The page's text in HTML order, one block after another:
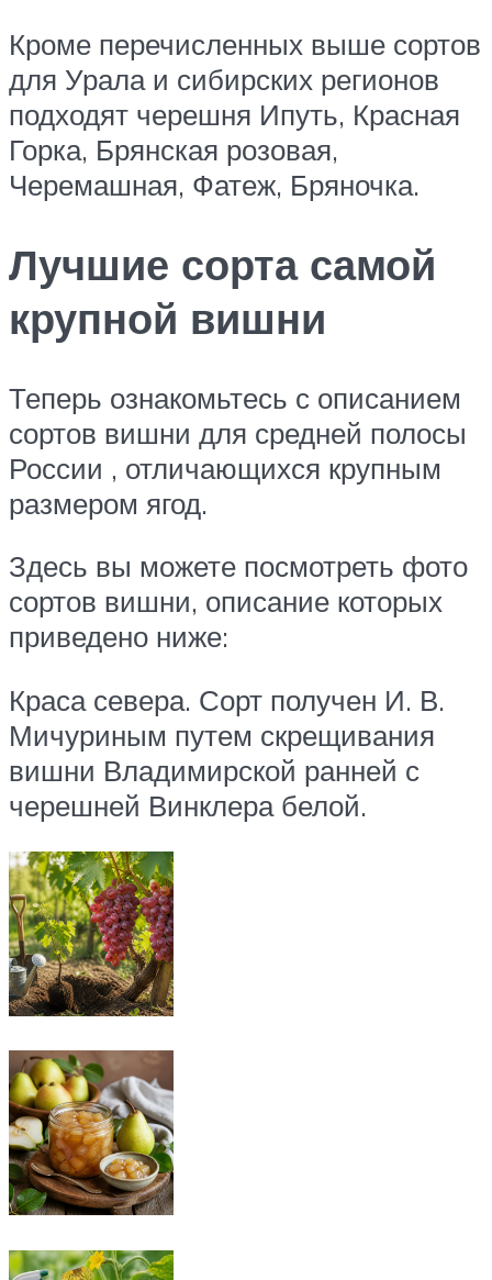
Кроме перечисленных выше сортов
для Урала и сибирских регионов
подходят черешня Ипуть, Красная
Горка, Брянская розовая,
Черемашная, Фатеж, Бряночка.
Лучшие сорта самой
крупной вишни
Теперь ознакомьтесь с описанием
сортов вишни для средней полосы
России , отличающихся крупным
размером ягод.
Здесь вы можете посмотреть фото
сортов вишни, описание которых
приведено ниже:
Краса севера. Сорт получен И. В.
Мичуриным путем скрещивания
вишни Владимирской ранней с
черешней Винклера белой.